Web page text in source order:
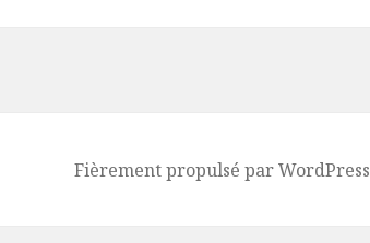
Fièrement propulsé par WordPress